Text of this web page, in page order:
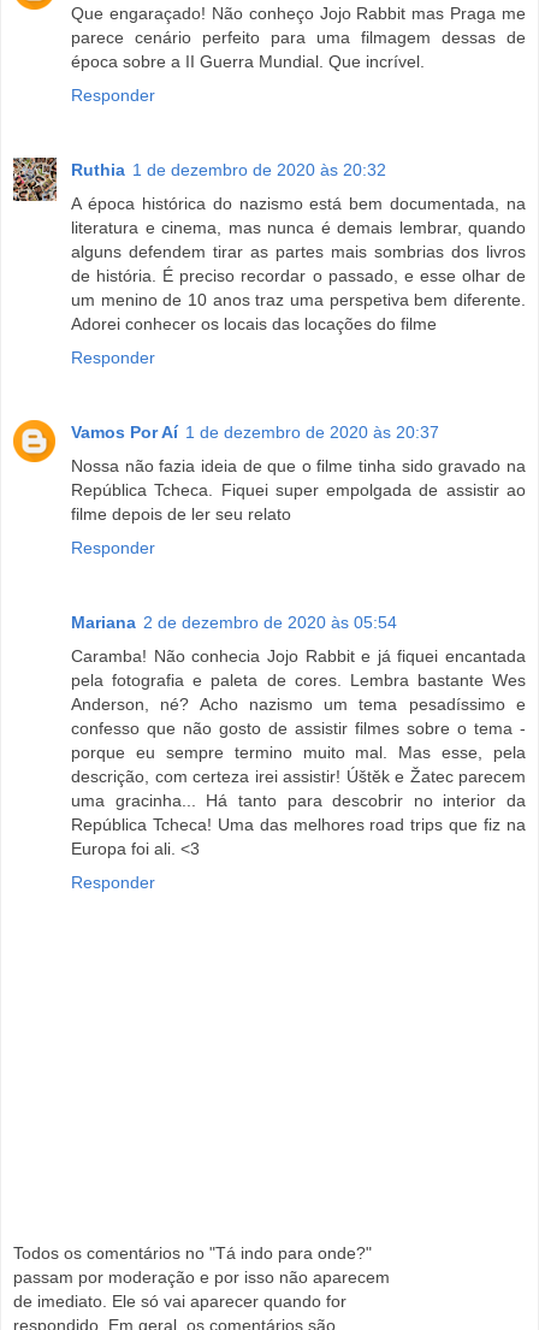
Que engaraçado! Não conheço Jojo Rabbit mas Praga me
parece cenário perfeito para uma filmagem dessas de
época sobre a II Guerra Mundial. Que incrível.
Responder
Ruthia 1 de dezembro de 2020 às 20:32
A época histórica do nazismo está bem documentada, na
literatura e cinema, mas nunca é demais lembrar, quando
alguns defendem tirar as partes mais sombrias dos livros
de história. É preciso recordar o passado, e esse olhar de
um menino de 10 anos traz uma perspetiva bem diferente.
Adorei conhecer os locais das locações do filme
Responder
Vamos Por Aí 1 de dezembro de 2020 às 20:37
Nossa não fazia ideia de que o filme tinha sido gravado na
República Tcheca. Fiquei super empolgada de assistir ao
filme depois de ler seu relato
Responder
Mariana 2 de dezembro de 2020 às 05:54
Caramba! Não conhecia Jojo Rabbit e já fiquei encantada
pela fotografia e paleta de cores. Lembra bastante Wes
Anderson, né? Acho nazismo um tema pesadíssimo e
confesso que não gosto de assistir filmes sobre o tema -
porque eu sempre termino muito mal. Mas esse, pela
descrição, com certeza irei assistir! Úštěk e Žatec parecem
uma gracinha... Há tanto para descobrir no interior da
República Tcheca! Uma das melhores road trips que fiz na
Europa foi ali. <3
Responder
Todos os comentários no "Tá indo para onde?"
passam por moderação e por isso não aparecem
de imediato. Ele só vai aparecer quando for
respondido. Em geral, os comentários são